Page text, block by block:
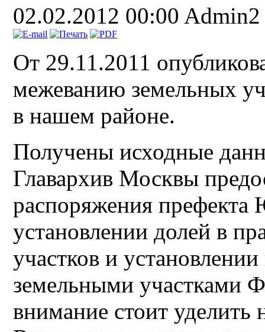
02.02.2012 00:00 Admin2
От 29.11.2011
межеванию земельных
в нашем районе.
Получены исходные
Главархив Москвы
распоряжения
установлении долей в
участков и
земельными
внимание стоит уделить